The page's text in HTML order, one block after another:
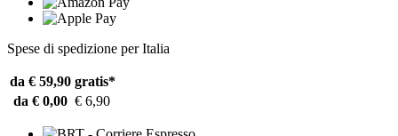
Spese di spedizione per Italia
da € 59,90 gratis*
da € 0,00 € 6,90